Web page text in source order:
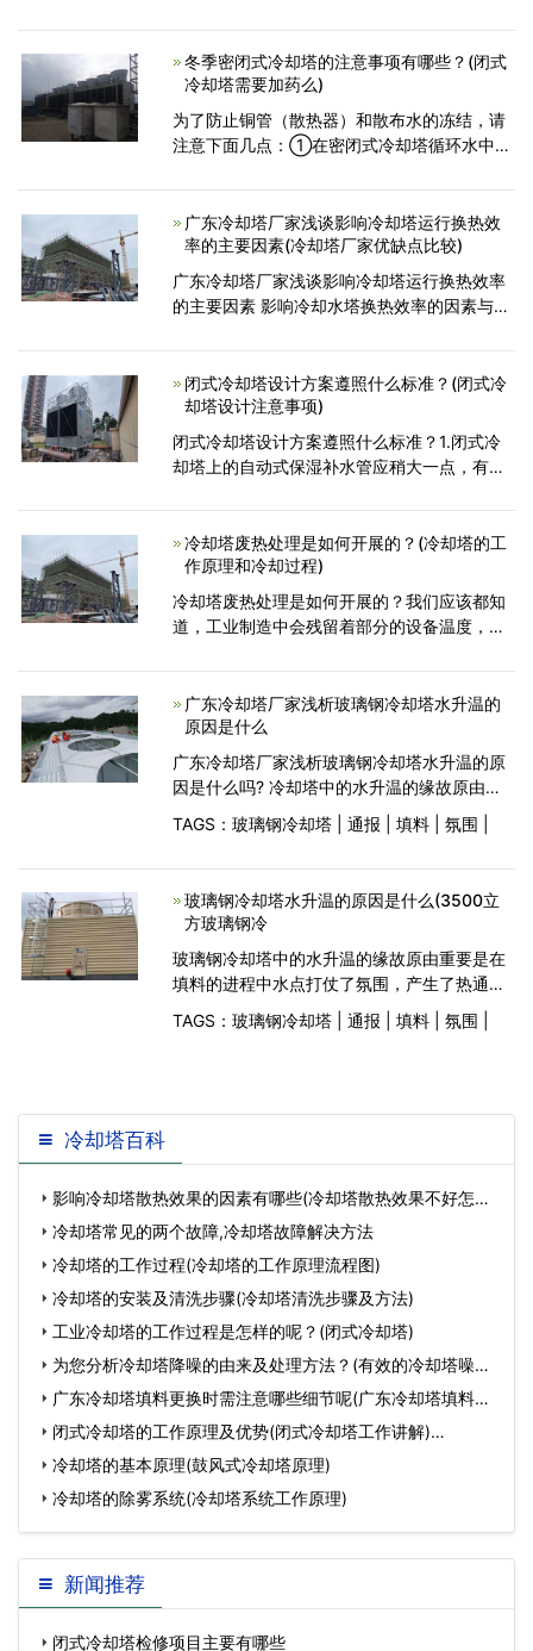
水与循环水的热交换保证降温效果。其密闭式
循环特点，能够保
冬季密闭式冷却塔的注意事项有哪些？(闭式
冷却塔需要加药么)
为了防止铜管（散热器）和散布水的冻结，请
注意下面几点：①在密闭式冷却塔循环水中加
可以防止循环水的冻结。②密闭式冷却塔在循
环水中加不冻液后，冻结
广东冷却塔厂家浅谈影响冷却塔运行换热效
率的主要因素(冷却塔厂家优缺点比较)
广东冷却塔厂家浅谈影响冷却塔运行换热效率
的主要因素 影响冷却水塔换热效率的因素与水
素有关，在其它条件不变 的情况下，改善水塔
的布水情况，将
闭式冷却塔设计方案遵照什么标准？(闭式冷
却塔设计注意事项)
闭式冷却塔设计方案遵照什么标准？1.闭式冷
却塔上的自动式保湿补水管应稍大一点，有一
2.在制冷冷却循环水循环泵吸進口段增设一根
保湿补水管，那般
冷却塔废热处理是如何开展的？(冷却塔的工
作原理和冷却过程)
冷却塔废热处理是如何开展的？我们应该都知
道，工业制造中会残留着部分的设备温度，并
后，才能够再一次的开展工作中，倘若忽视设
备温度的处理，工业设备运
广东冷却塔厂家浅析玻璃钢冷却塔水升温的
原因是什么
广东冷却塔厂家浅析玻璃钢冷却塔水升温的原
因是什么吗? 冷却塔中的水升温的缘故原由重
要是在填料的进程中水点打仗了氛围，产生了
热通报征象，在热通报的进程中有质的介入就
TAGS： 玻璃钢冷却塔| 通报 填料| 氛围
玻璃钢冷却塔水升温的原因是什么(3500立
方玻璃钢冷
玻璃钢冷却塔中的水升温的缘故原由重要是在
填料的进程中水点打仗了氛围，产生了热通报
征象，在热通报的进程中有质的介入就会产生
质通报，就构成了温度降低;而这类质的通报逐
TAGS： 玻璃钢冷却塔| 通报 填料| 氛围
冷却塔百科
影响冷却塔散热效果的因素有哪些(冷却塔散热效果不好怎么
解决)…
冷却塔常见的两个故障,冷却塔故障解决方法
冷却塔的工作过程(冷却塔的工作原理流程图)
冷却塔的安装及清洗步骤(冷却塔清洗步骤及方法)
工业冷却塔的工作过程是怎样的呢？(闭式冷却塔)
为您分析冷却塔降噪的由来及处理方法？(有效的冷却塔噪声
处理解决方案)…
广东冷却塔填料更换时需注意哪些细节呢(广东冷却塔填料更
换)…
闭式冷却塔的工作原理及优势(闭式冷却塔工作讲解)…
冷却塔的基本原理(鼓风式冷却塔原理)
冷却塔的除雾系统(冷却塔系统工作原理)
新闻推荐
闭式冷却塔检修项目主要有哪些